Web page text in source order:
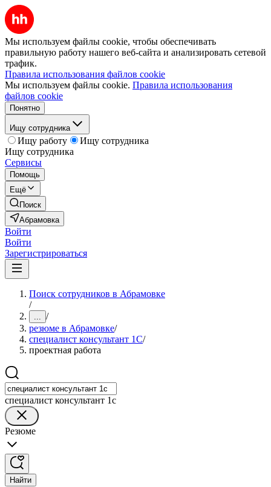
Мы используем файлы cookie, чтобы обеспечивать
правильную работу нашего веб-сайта и анализировать сетевой
трафик.
Правила использования файлов cookie
Мы используем файлы cookie. Правила использования
файлов cookie
Понятно
Ищу сотрудника
Ищу работу
Ищу сотрудника
Ищу сотрудника
Сервисы
Помощь
Ещё
Поиск
Абрамовка
Войти
Войти
Зарегистрироваться
Поиск сотрудников в Абрамовке
/
... /
резюме в Абрамовке/
специалист консультант 1С/
проектная работа
специалист консультант 1с
Резюме
Найти